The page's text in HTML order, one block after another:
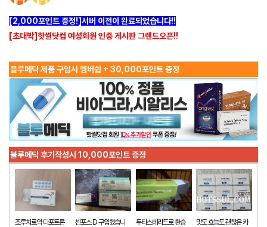
[2,000포인트 증정!]서버 이전이 완료되었습니다!!
[초대박]핫썰닷컴 여성회원 인증 게시판 그랜드오픈!!
블루메딕 제품 구입시 멤버쉽 + 30,000포인트 증정
블루메딕 후기작성시 10,000포인트 증정
조루치료약 다포트론
센포스 D 구입했습니
두타스테리드로 환승
맛도 효능도 괜찮은 카